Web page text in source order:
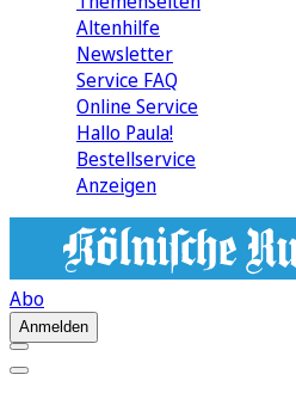
Altenhilfe
Newsletter
Service FAQ
Online Service
Hallo Paula!
Bestellservice
Anzeigen
Abo
Anmelden